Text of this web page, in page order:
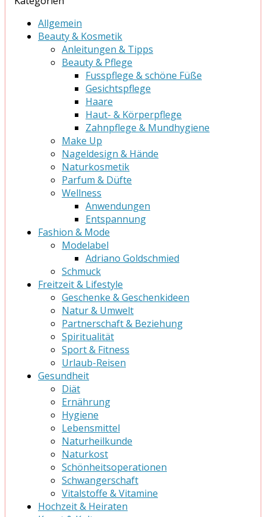
Allgemein
Beauty & Kosmetik
Anleitungen & Tipps
Beauty & Pflege
Fusspflege & schöne Füße
Gesichtspflege
Haare
Haut- & Körperpflege
Zahnpflege & Mundhygiene
Make Up
Nageldesign & Hände
Naturkosmetik
Parfum & Düfte
Wellness
Anwendungen
Entspannung
Fashion & Mode
Modelabel
Adriano Goldschmied
Schmuck
Freitzeit & Lifestyle
Geschenke & Geschenkideen
Natur & Umwelt
Partnerschaft & Beziehung
Spiritualität
Sport & Fitness
Urlaub-Reisen
Gesundheit
Diät
Ernährung
Hygiene
Lebensmittel
Naturheilkunde
Naturkost
Schönheitsoperationen
Schwangerschaft
Vitalstoffe & Vitamine
Hochzeit & Heiraten